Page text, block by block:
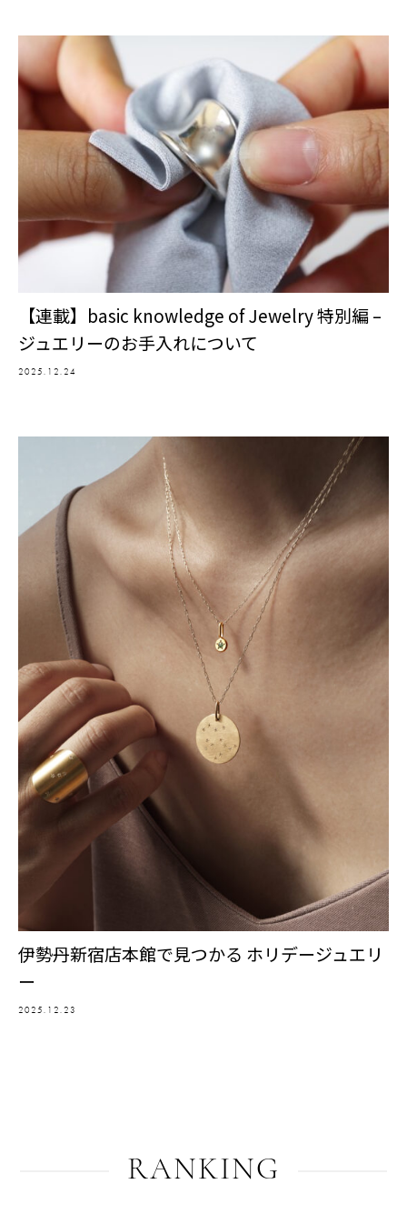
【連載】basic knowledge of Jewelry 特別編 –
ジュエリーのお手入れについて
2025.12.24
伊勢丹新宿店本館で見つかる ホリデージュエリ
ー
2025.12.23
RANKING